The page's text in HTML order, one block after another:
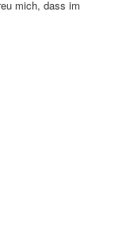
mich, dass im